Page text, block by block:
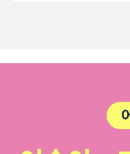
는데전형적인 미국식 자기
학 많은 걸 가져오고 있고 새겨 들을
너지는 비합리, 궤변이 느